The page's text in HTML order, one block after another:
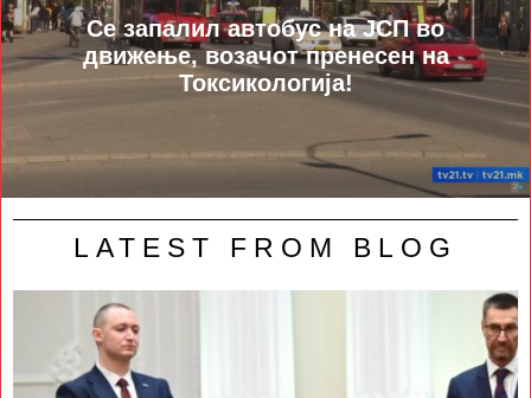
Се запалил автобус на ЈСП во
движење, возачот пренесен на
Токсикологија!
LATEST FROM BLOG